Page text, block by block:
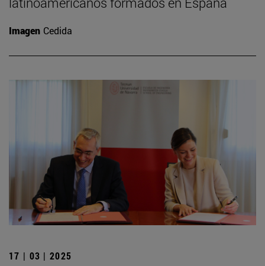
Imagen Cedida
17 | 03 | 2025